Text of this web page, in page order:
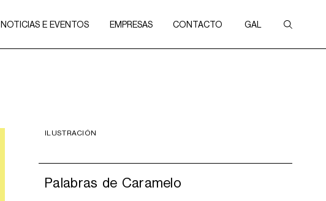
NOTICIAS E EVENTOS EMPRESAS CONTACTO GAL
ILUSTRACIÓN
Palabras de Caramelo